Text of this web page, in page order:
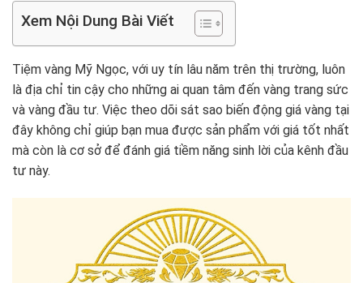
Xem Nội Dung Bài Viết
Tiệm vàng Mỹ Ngọc, với uy tín lâu năm trên thị trường, luôn
là địa chỉ tin cậy cho những ai quan tâm đến vàng trang sức
và vàng đầu tư. Việc theo dõi sát sao biến động giá vàng tại
đây không chỉ giúp bạn mua được sản phẩm với giá tốt nhất
mà còn là cơ sở để đánh giá tiềm năng sinh lời của kênh đầu
tư này.